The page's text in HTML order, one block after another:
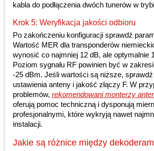
kabla do podłączenia dwóch tunerów w
Krok 5: Weryfikacja jakości odbioru
Po zakończeniu konfiguracji sprawdź
Wartość MER dla transponderów
wynosić co najmniej 12 dB, ale optymalnie
Poziom sygnału RF powinien być w
-25 dBm. Jeśli wartości są niższe, sprawdź
ustawienia anteny i jakość złączy F. W
problemów, rekomendowani monterzy
oferują pomoc techniczną i dysponują
profesjonalnymi, które wykryją nawet
instalacji.
Jakie są różnice między